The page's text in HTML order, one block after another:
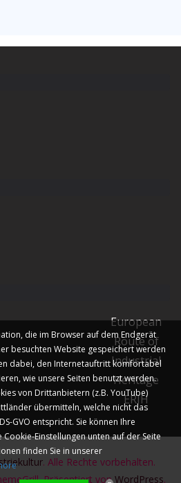
European
Route of
Industrial
Heritage
ERIH
. Alle Rechte vorbehalten.
Präsentiert vonWordPress.
die im Browser auf dem Endgerät
besuchten Website gespeichert werden
dabei, den Internetauftritt komfortabel
wie unsere Seiten benutzt werden.
von Drittanbietern (z.B. YouTube)
übermitteln, welche nicht das
GVO entspricht. Sie können Ihre
Einstellungen unten auf der Seite
finden Sie in unserer